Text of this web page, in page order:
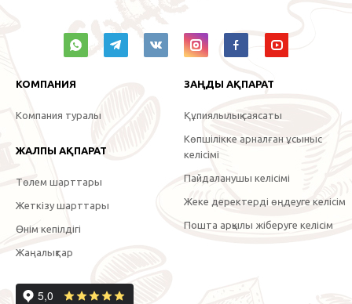
КОМПАНИЯ
Компания туралы
ЖАЛПЫ АҚПАРАТ
Төлем шарттары
Жеткізу шарттары
Өнім кепілдігі
Жаңалықтар
ЗАҢДЫ АҚПАРАТ
Құпиялылық саясаты
Көпшілікке арналған ұсыныс
келісімі
Пайдаланушы келісімі
Жеке деректерді өңдеуге келісім
Пошта арқылы жіберуге келісім